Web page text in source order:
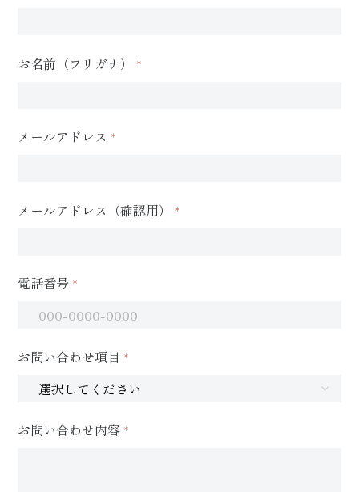
お名前（フリガナ） *
メールアドレス *
メールアドレス（確認用） *
電話番号 *
お問い合わせ項目 *
お問い合わせ内容 *